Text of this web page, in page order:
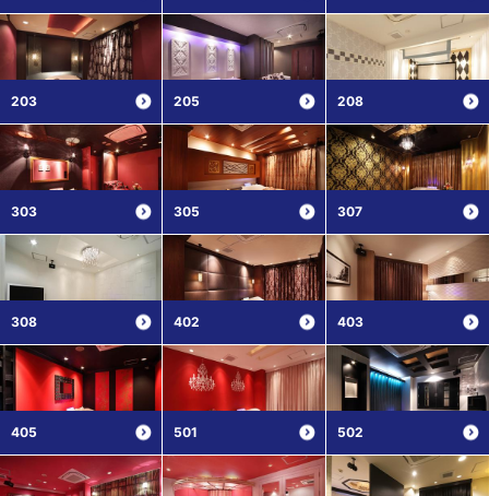
203 205 208
303 305 307
308 402 403
405 501 502